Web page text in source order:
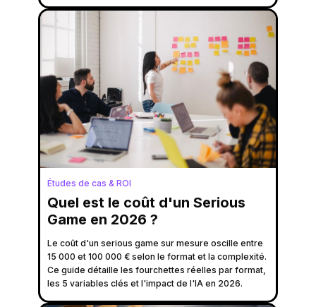
Études de cas & ROI
Quel est le coût d'un Serious
Game en 2026 ?
Le coût d'un serious game sur mesure oscille entre
15 000 et 100 000 € selon le format et la complexité.
Ce guide détaille les fourchettes réelles par format,
les 5 variables clés et l'impact de l'IA en 2026.